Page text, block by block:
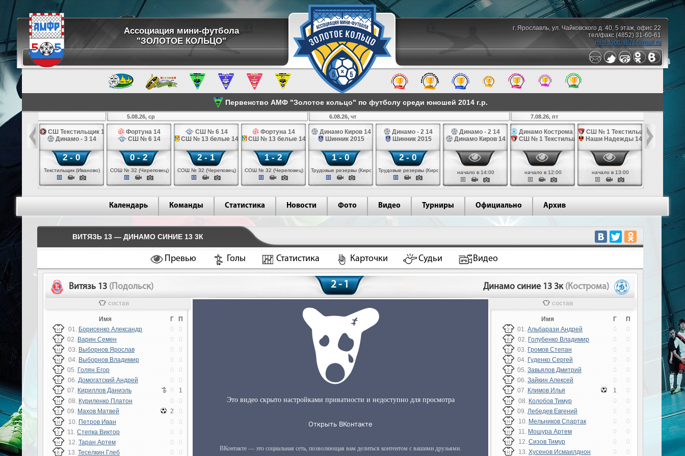
Ассоциация мини-футбола
"ЗОЛОТОЕ КОЛЬЦО"
г. Ярославль, ул. Чайковского д. 40, 5 этаж, офис 22
тел/факс (4852) 31-60-61
mini-football76@mail.ru
Первенство АМФ "Золотое кольцо" по футболу среди юношей 2014 г.р.
14
СШ Текстильщик 14
Динамо - 3 14
2 - 0
Текстильщик (Иваново)
5.08.26, ср
Фортуна 14
СШ № 6 14
0 - 2
СОШ № 32 (Череповец)
СШ № 6 14
СШ № 13 белые 14
2 - 1
СОШ № 32 (Череповец)
Фортуна 14
СШ № 13 белые 14
1 - 2
СОШ № 32 (Череповец)
6.08.26, чт
Динамо Киров 14
Шинник 2015
1 - 0
Трудовые резервы (Киров)
Динамо - 2 14
Шинник 2015
2 - 0
Трудовые резервы (Киров)
Динамо - 2 14
Динамо Киров 14
начало в 14:00
7.08.26, пт
Динамо Кострома 14
СШ № 1 Текстильщик 14
начало в 12:00
СШ № 1 Текстильщик 14
Наши Надежды 14
начало в 13:00
Динамо
Календарь Команды Статистика Новости Фото Видео Турниры Официально Архив
ВИТЯЗЬ 13 — ДИНАМО СИНИЕ 13 3К
Превью Голы Статистика Карточки Судьи Видео
Витязь 13 (Подольск) 2 - 1 Динамо синие 13 3к (Кострома)
состав
Имя Г П
Н 01. Борисенко Александр 0 0
З 02. Варин Семен 0 0
Н 03. Выборнов Ярослав 0 0
Н 04. Выборнов Владимир 0 0
З 05. Голян Егор 0 0
В 06. Домогатский Андрей 0 0
З 07. Кириллов Даниэль 0 1
Н 08. Куриленко Платон 0 0
З 09. Махов Матвей 2 0
Н 10. Петров Иван 0 0
З 11. Степка Виктор 0 0
Н 12. Таран Артем 0 0
В 13. Теселкин Глеб 0 0
состав
Имя Г П
З 01. Альбарази Андрей 0 0
В 02. Голубенко Владимир 0 0
З 03. Громов Степан 0 0
З 04. Гуденко Сергей 0 0
З 05. Завьялов Дмитрий 0 0
З 06. Зайкин Алексей 0 0
З 07. Климов Илья 1 0
Н 08. Колобов Тимур 0 0
З 09. Лебедев Евгений 0 0
Н 10. Мельников Спартак 0 0
Н 11. Мошура Артем 0 0
Н 12. Сизов Тимур 0 0
Н 13. Хусенов Исмаилднон 0 0